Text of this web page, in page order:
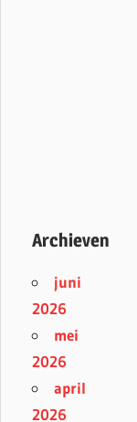
Archieven
juni
2026
mei
2026
april
2026